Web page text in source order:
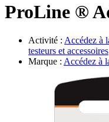
ProLine ®
Activité : Accédez à
testeurs et accessoires
Marque : Accédez à